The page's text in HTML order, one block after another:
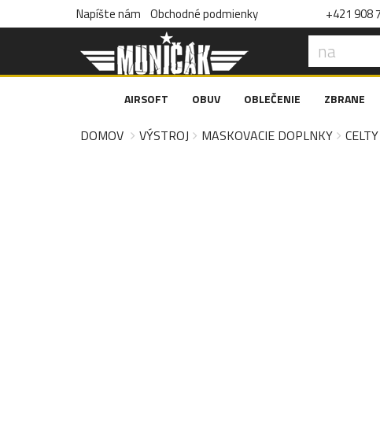
Napíšte nám Obchodné podmienky +421 908
AIRSOFT OBUV OBLEČENIE ZBRANE
DOMOV VÝSTROJ MASKOVACIE DOPLNKY CELTY